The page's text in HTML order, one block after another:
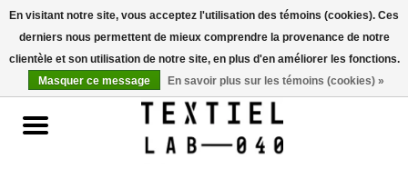
Accueil
LIVRES
En visitant notre site, vous acceptez l'utilisation des témoins (cookies). Ces
derniers nous permettent de mieux comprendre la provenance de notre
clientèle et son utilisation de notre site, en plus d'en améliorer les fonctions.
Masquer ce message
En savoir plus sur les témoins (cookies) »